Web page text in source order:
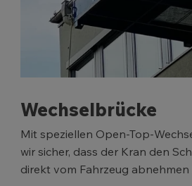
Wechselbrücke
Mit speziellen Open-Top-
wir sicher, dass der Kran den
direkt vom Fahrzeug abnehmen